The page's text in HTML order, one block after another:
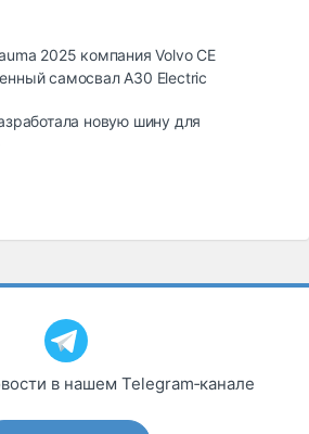
2025 компания Volvo CE
самосвал A30 Electric
новую шину для
в нашем Telegram‑канале